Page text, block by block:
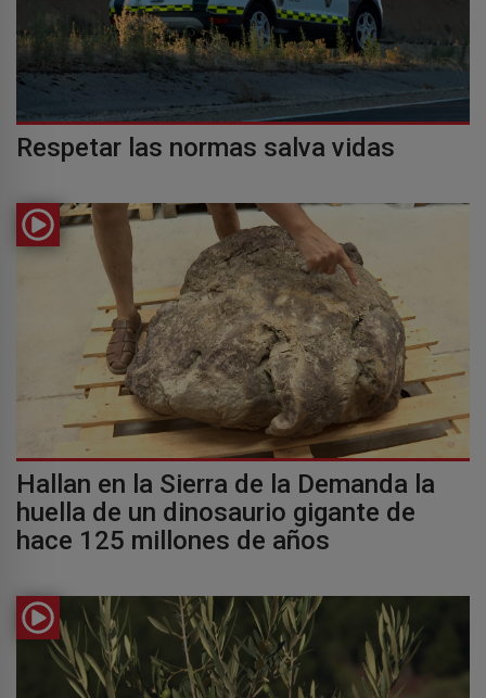
Respetar las normas salva vidas
Hallan en la Sierra de la Demanda la
huella de un dinosaurio gigante de
hace 125 millones de años